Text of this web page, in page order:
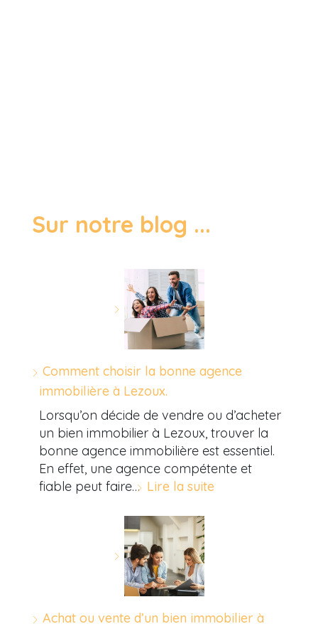
Sur notre blog ...
Comment choisir la bonne agence
immobilière à Lezoux.
Lorsqu’on décide de vendre ou d’acheter
un bien immobilier à Lezoux, trouver la
bonne agence immobilière est essentiel.
En effet, une agence compétente et
fiable peut faire… Lire la suite
Achat ou vente d’un bien immobilier à